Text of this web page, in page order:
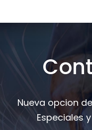
Nueva opcion
Especiales